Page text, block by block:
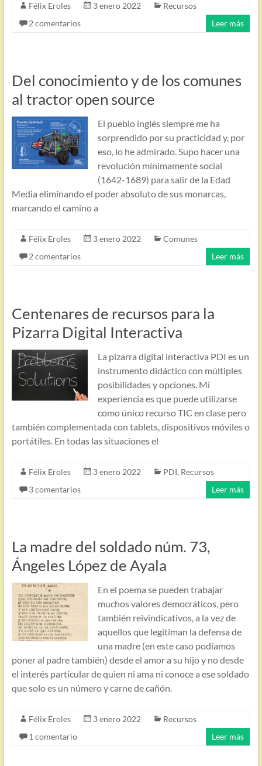
Félix Eroles 3 enero 2022
Recursos
2 comentarios
Leer más
Del conocimiento y de los comunes
al tractor open source
El pueblo inglés siempre me ha
sorprendido por su practicidad y, por
eso, lo he admirado. Supo hacer una
revolución mínimamente social
(1642-1689) para salir de la Edad
Media eliminando el poder absoluto de sus monarcas,
marcando el camino a
Félix Eroles 3 enero 2022
Comunes
2 comentarios
Leer más
Centenares de recursos para la
Pizarra Digital Interactiva
La pizarra digital interactiva PDI es un
instrumento didáctico con múltiples
posibilidades y opciones. Mi
experiencia es que puede utilizarse
como único recurso TIC en clase pero
también complementada con tablets, dispositivos móviles o
portátiles. En todas las situaciones el
Félix Eroles 3 enero 2022 PDI, Recursos
3 comentarios
Leer más
La madre del soldado núm. 73,
Ángeles López de Ayala
En el poema se pueden trabajar
muchos valores democráticos, pero
también reivindicativos, a la vez de
aquellos que legitiman la defensa de
una madre (en este caso podíamos
poner al padre también) desde el amor a su hijo y no desde
el interés particular de quien ni ama ni conoce a ese soldado
que solo es un número y carne de cañón.
Félix Eroles 3 enero 2022
Recursos
1 comentario
Leer más